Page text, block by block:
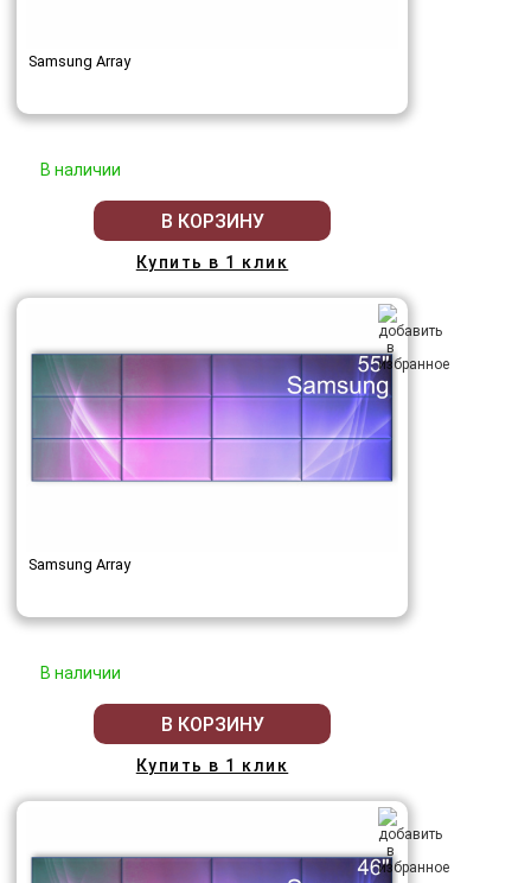
Samsung Array
В наличии
В КОРЗИНУ
Купить в 1 клик
Samsung Array
В наличии
В КОРЗИНУ
Купить в 1 клик